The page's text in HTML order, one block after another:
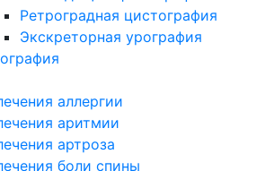
Ретроградная цистография
Экскреторная урография
аллергии
аритмии
артроза
боли спины